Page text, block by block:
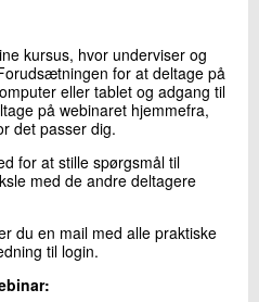
kursus, hvor underviser og
for at deltage på
eller tablet og adgang til
på webinaret hjemmefra,
det passer dig.
for at stille spørgsmål til
med de andre deltagere
du en mail med alle praktiske
til login.